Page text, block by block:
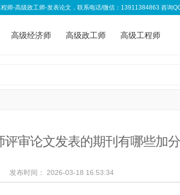
师-高级政工师-发表论文，联系电话/微信：13911384863 咨询
高级经济师 高级政工师 高级工程师
评审论文发表的期刊有哪些加
发布时间： 2026-03-18 16:53:34